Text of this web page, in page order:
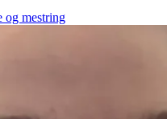
og mestring​